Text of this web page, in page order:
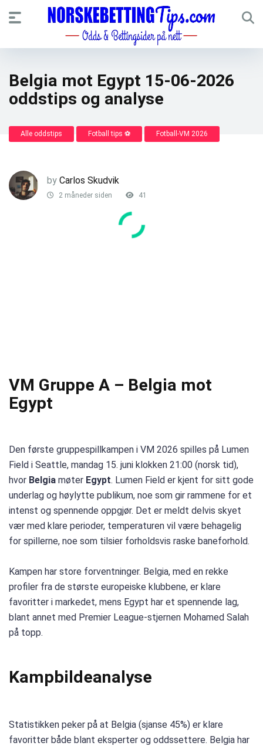
Belgia mot Egypt 15-06-2026
oddstips og analyse
Alle oddstips Fotball tips ⚽ Fotball-VM 2026
by Carlos Skudvik
2 måneder siden 41
VM Gruppe A – Belgia mot
Egypt
Den første gruppespillkampen i VM 2026 spilles på Lumen
Field i Seattle, mandag 15. juni klokken 21:00 (norsk tid),
hvor Belgia møter Egypt. Lumen Field er kjent for sitt gode
underlag og høylytte publikum, noe som gir rammene for et
intenst og spennende oppgjør. Det er meldt delvis skyet
vær med klare perioder, temperaturen vil være behagelig
for spillerne, noe som tilsier forholdsvis raske baneforhold.
Kampen har store forventninger. Belgia, med en rekke
profiler fra de største europeiske klubbene, er klare
favoritter i markedet, mens Egypt har et spennende lag,
blant annet med Premier League-stjernen Mohamed Salah
på topp.
Kampbildeanalyse
Statistikken peker på at Belgia (sjanse 45%) er klare
favoritter både blant eksperter og oddssettere. Belgia har